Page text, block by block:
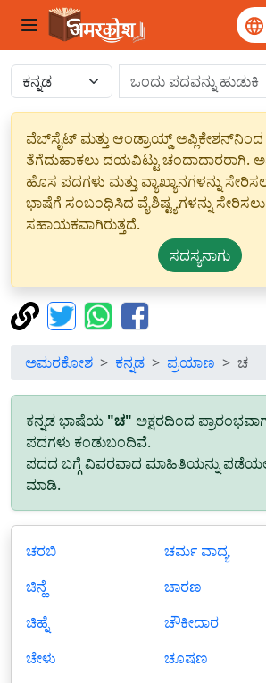
ವೆಬ್‌ಸೈಟ್ ಮತ್ತು ಆಂಡ್ರಾಯ್ಡ್ ಅಪ್ಲಿಕೇಶನ್‌ನಿಂದ
ತೆಗೆದುಹಾಕಲು ದಯವಿಟ್ಟು ಚಂದಾದಾರರಾಗಿ.
ಹೊಸ ಪದಗಳು ಮತ್ತು ವ್ಯಾಖ್ಯಾನಗಳನ್ನು
ಭಾಷೆಗೆ ಸಂಬಂಧಿಸಿದ ವೈಶಿಷ್ಟ್ಯಗಳನ್ನು ಸೇರಿಸಲು
ಸಹಾಯಕವಾಗಿರುತ್ತದೆ.
ಸದಸ್ಯನಾಗು
ಅಮರಕೋಶ ಕನ್ನಡ ಪ್ರಯಾಣ ಚ
ಕನ್ನಡ ಭಾಷೆಯ "ಚ" ಅಕ್ಷರದಿಂದ
ಪದಗಳು ಕಂಡುಬಂದಿವೆ.
ಪದದ ಬಗ್ಗೆ ವಿವರವಾದ ಮಾಹಿತಿಯನ್ನು
ಮಾಡಿ.
ಚರಬಿ
ಚಿನ್ಹೆ
ಚಿಹ್ನೆ
ಚೇಳು
ಚರ್ಮ ವಾದ್ಯ
ಚಾರಣ
ಚೌಕೀದಾರ
ಚೂಷಣ